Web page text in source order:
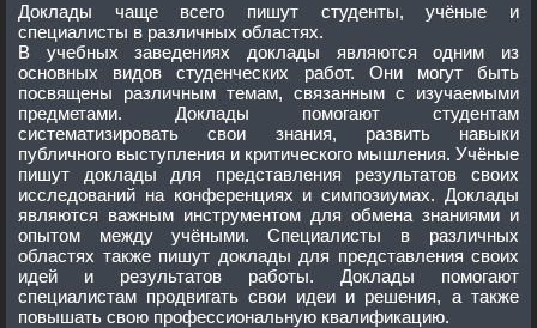
Доклады чаще всего пишут студенты, учёные и
специалисты в различных областях.
В учебных заведениях доклады являются одним из
основных видов студенческих работ. Они могут быть
посвящены различным темам, связанным с изучаемыми
предметами. Доклады помогают студентам
систематизировать свои знания, развить навыки
публичного выступления и критического мышления. Учёные
пишут доклады для представления результатов своих
исследований на конференциях и симпозиумах. Доклады
являются важным инструментом для обмена знаниями и
опытом между учёными. Специалисты в различных
областях также пишут доклады для представления своих
идей и результатов работы. Доклады помогают
специалистам продвигать свои идеи и решения, а также
повышать свою профессиональную квалификацию.